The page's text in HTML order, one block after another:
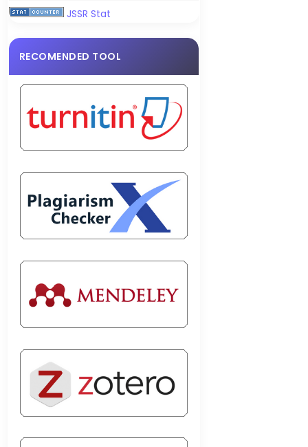
JSSR Stat
RECOMENDED TOOL